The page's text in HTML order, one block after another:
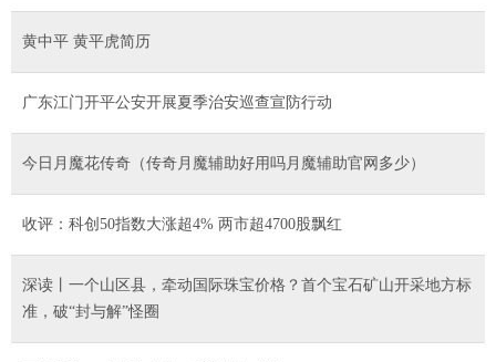
黄中平 黄平虎简历
广东江门开平公安开展夏季治安巡查宣防行动
今日月魔花传奇（传奇月魔辅助好用吗月魔辅助官网多少）
收评：科创50指数大涨超4% 两市超4700股飘红
深读丨一个山区县，牵动国际珠宝价格？首个宝石矿山开采地方标
准，破“封与解”怪圈